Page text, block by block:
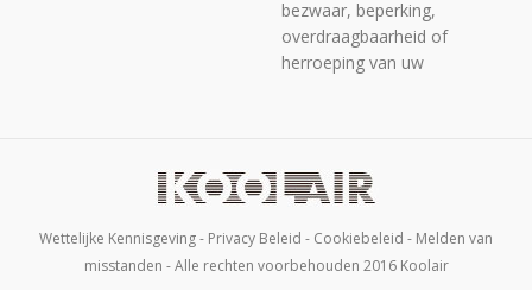
bezwaar, beperking,
overdraagbaarheid of
herroeping van uw
INDUSTRIAL Nº 2 "LA
FUENSANTA", 28936
samen met een
identificatiebewijs, bewijs
Wettelijke Kennisgeving- Privacy Beleid - Cookiebeleid - Melden van
misstanden - Alle rechten voorbehouden 2016 Koolair